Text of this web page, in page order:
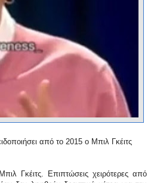
από το 2015 ο Μπιλ Γκέιτς
Γκέιτς. Επιπτώσεις χειρότερες από